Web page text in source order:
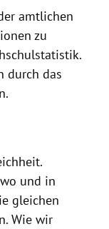
amtlichen
zu
durch das
und in
gleichen
Wie wir